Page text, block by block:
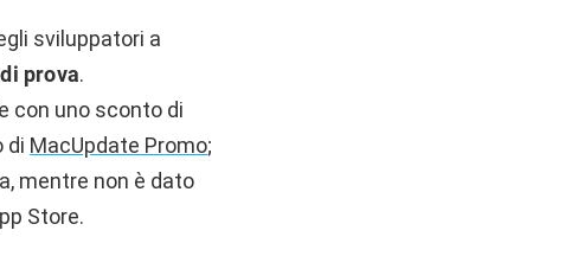
sviluppatori a
prova.
con uno sconto di
di MacUpdate Promo;
mentre non è dato
Store.